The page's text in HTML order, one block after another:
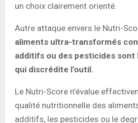
un choix clairement orienté.
Autre attaque envers le Nutri-
aliments ultra-transformés
additifs ou des pesticides sont
qui discrédite l’outil.
Le Nutri-Score n’évalue
qualité nutritionnelle des
additifs, les pesticides ou le